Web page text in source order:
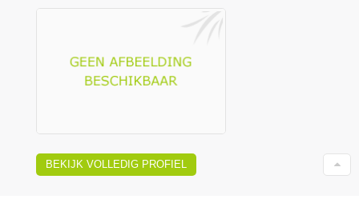
BEKIJK VOLLEDIG PROFIEL